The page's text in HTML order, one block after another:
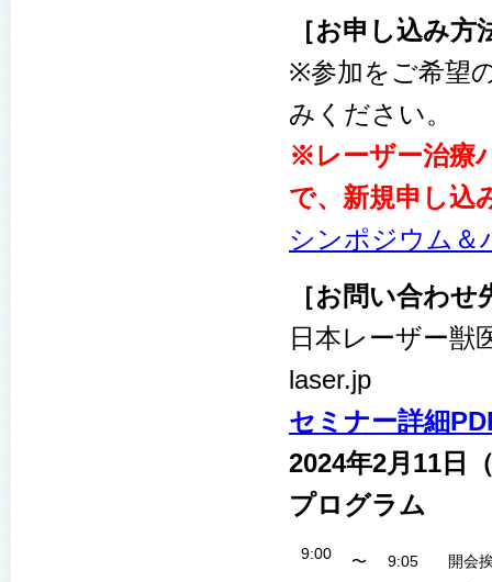
［お申し込み方
※参加をご希望
みください。
※レーザー治療
で、新規申し込
シンポジウム＆
［お問い合わせ
日本レーザー獣
laser.jp
セミナー詳細
2024年2月11日
プログラム
9:00 〜 9:05
開会